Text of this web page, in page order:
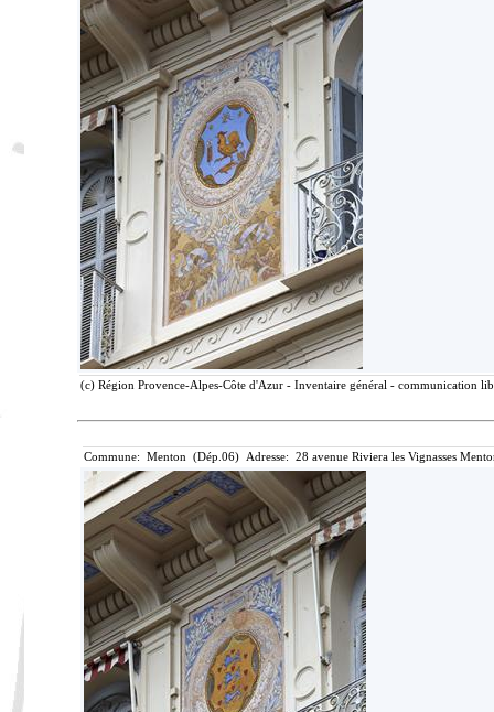
(c) Région Provence-Alpes-Côte d'Azur - Inventaire général - communication
Commune: Menton (Dép.06) Adresse: 28 avenue Riviera les Vignasses